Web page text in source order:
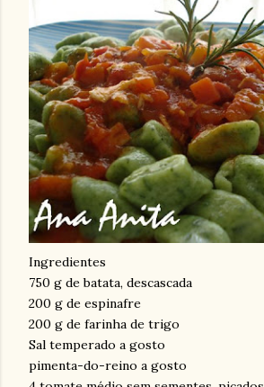
Ingredientes
750 g de batata, descascada
200 g de espinafre
200 g de farinha de trigo
Sal temperado a gosto
pimenta-do-reino a gosto